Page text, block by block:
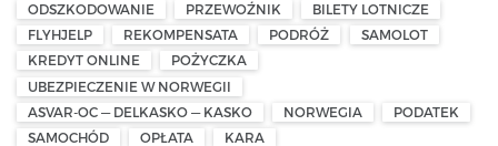
ODSZKODOWANIE PRZEWOŹNIK
BILETY LOTNICZE
FLYHJELP
REKOMPENSATA PODRÓŻ
SAMOLOT
KREDYT ONLINE
POŻYCZKA
UBEZPIECZENIE W NORWEGII
ASVAR-OC — DELKASKO — KASKO
NORWEGIA
PODATEK
SAMOCHÓD
OPŁATA
KARA